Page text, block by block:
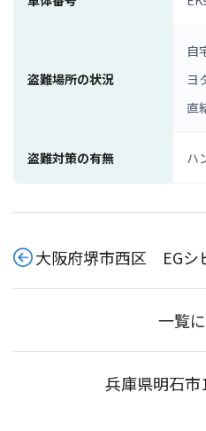
盗難場所の状況
自
ヨ
直
盗難対策の有無 ハ
大阪府堺市西区 EGシ
一覧
兵庫県明石